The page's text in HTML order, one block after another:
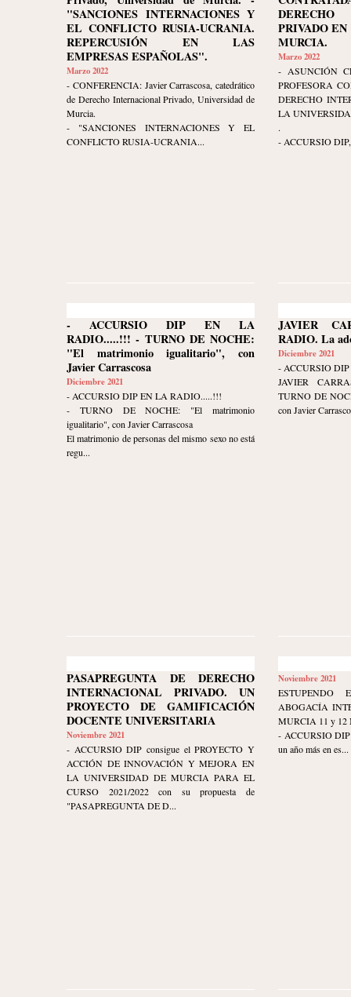
"SANCIONES INTERNACIONES Y
EL CONFLICTO RUSIA-UCRANIA.
REPERCUSIÓN EN LAS
EMPRESAS ESPAÑOLAS".
Marzo 2022
- CONFERENCIA: Javier Carrascosa, catedrático
de Derecho Internacional Privado, Universidad de
Murcia.
- "SANCIONES INTERNACIONES Y EL
CONFLICTO RUSIA-UCRANIA...
PRIVADO
MURCIA.
Marzo 2022
- ASUNCIÓN
PROFESORA
DERECHO
LA
.
- ACCURSIO
- ACCURSIO DIP EN LA
RADIO.....!!! - TURNO DE NOCHE:
"El matrimonio igualitario", con
Javier Carrascosa
Diciembre 2021
- ACCURSIO DIP EN LA RADIO.....!!!
- TURNO DE NOCHE: "El matrimonio
igualitario", con Javier Carrascosa
El matrimonio de personas del mismo sexo no está
regu...
JAVIER
RADIO. La
Diciembre 2021
- ACCURSIO
JAVIER
TURNO DE
con Javier
PASAPREGUNTA DE DERECHO
INTERNACIONAL PRIVADO. UN
PROYECTO DE GAMIFICACIÓN
DOCENTE UNIVERSITARIA
Noviembre 2021
- ACCURSIO DIP consigue el PROYECTO Y
ACCIÓN DE INNOVACIÓN Y MEJORA EN
LA UNIVERSIDAD DE MURCIA PARA EL
CURSO 2021/2022 con su propuesta de
"PASAPREGUNTA DE D...
Noviembre 2021
ABOGACÍA
MURCIA 11 y 12
- ACCURSIO DIP
un año más en es...